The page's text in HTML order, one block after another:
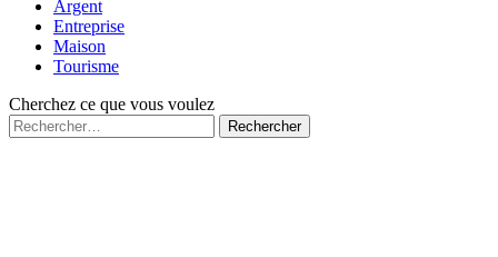
Argent
Entreprise
Maison
Tourisme
Cherchez ce que vous voulez
Rechercher :